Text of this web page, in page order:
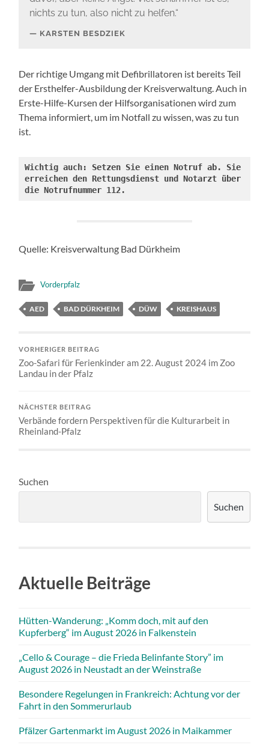
nichts zu tun, also nicht zu helfen.“
KARSTEN BESDZIEK
Der richtige Umgang mit Defibrillatoren ist bereits Teil
der Ersthelfer-Ausbildung der Kreisverwaltung. Auch in
Erste-Hilfe-Kursen der Hilfsorganisationen wird zum
Thema informiert, um im Notfall zu wissen, was zu tun
ist.
Wichtig auch: Setzen Sie einen Notruf ab. Sie
erreichen den Rettungsdienst und Notarzt über
die Notrufnummer 112.
Quelle: Kreisverwaltung Bad Dürkheim
Vorderpfalz
AED BAD DÜRKHEIM DÜW KREISHAUS
VORHERIGER BEITRAG
Zoo-Safari für Ferienkinder am 22. August 2024 im Zoo
Landau in der Pfalz
NÄCHSTER BEITRAG
Verbände fordern Perspektiven für die Kulturarbeit in
Rheinland-Pfalz
Suchen
Suchen
Aktuelle Beiträge
Hütten-Wanderung: „Komm doch, mit auf den
Kupferberg“ im August 2026 in Falkenstein
„Cello & Courage – die Frieda Belinfante Story” im
August 2026 in Neustadt an der Weinstraße
Besondere Regelungen in Frankreich: Achtung vor der
Fahrt in den Sommerurlaub
Pfälzer Gartenmarkt im August 2026 in Maikammer